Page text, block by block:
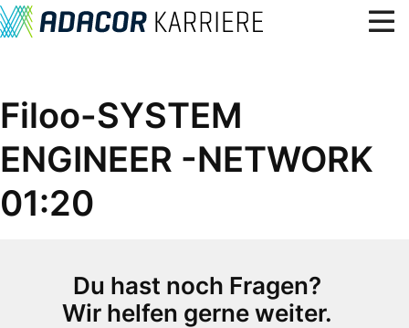
Benefits, Kultur & Werte
Lerne uns kennen
Karriere
Offene Stellen
Filoo-SYSTEM
ENGINEER -NETWORK
01:20
Du hast noch Fragen?
Wir helfen gerne weiter.